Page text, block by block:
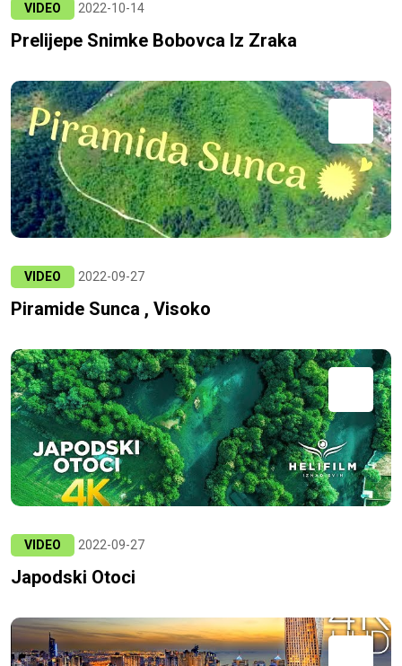
VIDEO 2022-10-14
Prelijepe Snimke Bobovca Iz Zraka
VIDEO 2022-09-27
Piramide Sunca , Visoko
VIDEO 2022-09-27
Japodski Otoci